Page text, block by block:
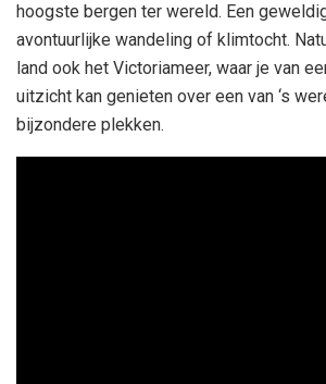
hoogste bergen ter wereld. Een
avontuurlijke wandeling of klimtocht.
land ook het Victoriameer, waar je van
uitzicht kan genieten over een van ‘s
bijzondere plekken.